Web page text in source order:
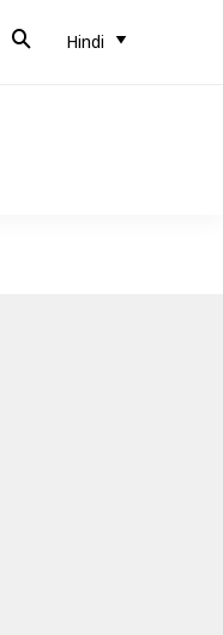
Hindi